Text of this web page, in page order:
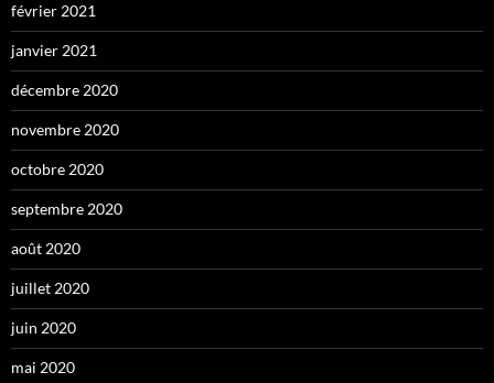
février 2021
janvier 2021
décembre 2020
novembre 2020
octobre 2020
septembre 2020
août 2020
juillet 2020
juin 2020
mai 2020